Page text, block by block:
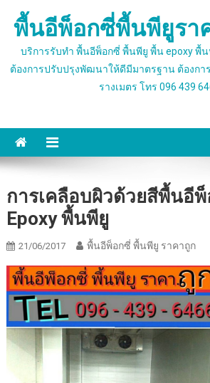
พื้นอีพ็อกซี่พื้นพียูรา
บริการรับทำ พื้นอีพ็อกซี่ พื้นพียู พื้น epoxy พื้
ต้องการปรับปรุงพัฒนาให้ดีมีมาตรฐาน ต้องก
รางเมตร โทร 096 439
การเคลือบผิวด้วยสีพื้นอี
Epoxy พื้นพียู
21/06/2017 พื้นอีพ็อกซี่ พื้นพียู ราคาถูก